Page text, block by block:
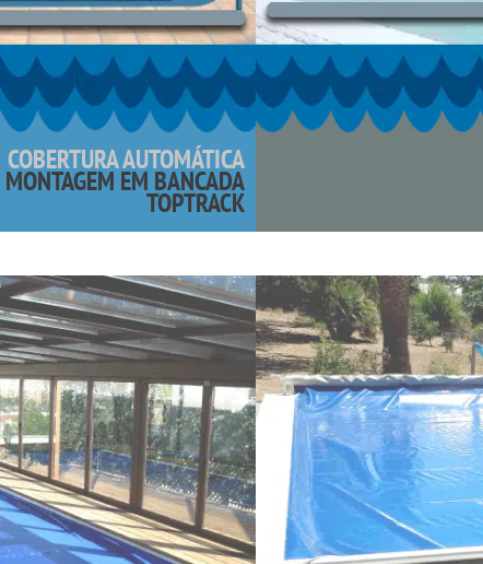
COBERTURA AUTOMÁTICA
MONTAGEM EM BANCADA
TOPTRACK